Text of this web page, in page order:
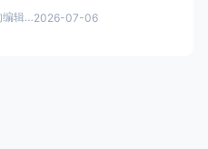
自由的编辑者2026-07-06